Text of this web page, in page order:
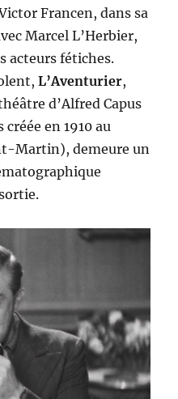
Francen, dans sa
Marcel L’Herbier,
acteurs fétiches.
L’Aventurier,
d’Alfred Capus
en 1910 au
Martin), demeure un